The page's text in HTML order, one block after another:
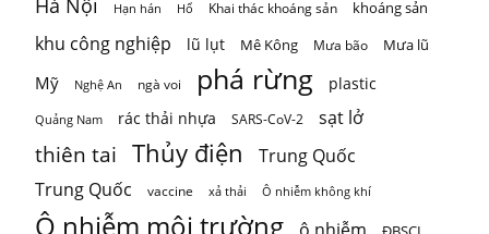
Hạn hán Hổ Khai thác khoáng sản khoáng sản
khu công nghiệp lũ lụt Mê Kông Mưa bão Mưa lũ
Mỹ Nghệ An ngà voi phá rừng plastic
Quảng Nam rác thải nhựa SARS-CoV-2 sạt lở
thiên tai Thủy điện
Trung Quốc
Trung Quốc
vaccine xả thải Ô nhiễm không khí
Ô nhiễm môi trường